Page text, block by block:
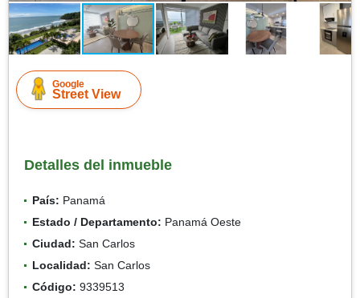
Google
Street View
Detalles del inmueble
País: Panamá
Estado / Departamento: Panamá Oeste
Ciudad: San Carlos
Localidad: San Carlos
Código: 9339513